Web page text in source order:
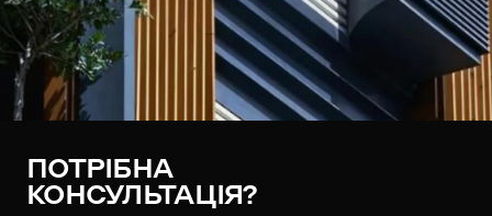
ПОТРІБНА
КОНСУЛЬТАЦІЯ?